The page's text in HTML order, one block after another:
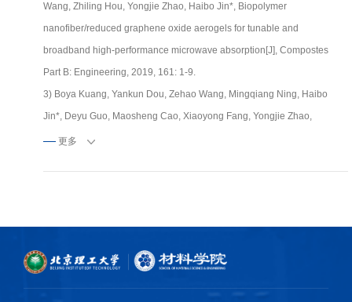
Wang, Zhiling Hou, Yongjie Zhao, Haibo Jin*, Biopolymer
nanofiber/reduced graphene oxide aerogels for tunable and
broadband high-performance microwave absorption[J], Compostes
Part B: Engineering, 2019, 161: 1-9.
3) Boya Kuang, Yankun Dou, Zehao Wang, Mingqiang Ning, Haibo
Jin*, Deyu Guo, Maosheng Cao, Xiaoyong Fang, Yongjie Zhao,
Jingbo Li*, Enhanced microwave absorption properties of Co-
Tian*. Nano- and Microscale Optical and Electrical Biointerfaces
and Their Relevance to Energy Research[J]. Small, 2021:
2100165.
5) Mingqiang Ning, Boya Kuang, Lin Wang, Jingbo Li*, Haibo Jin*,
更多